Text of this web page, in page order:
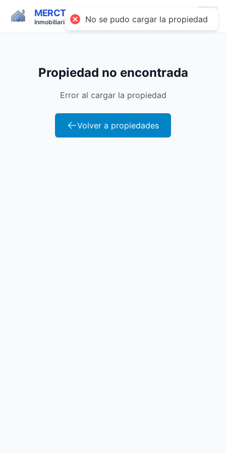
No se pudo cargar la propiedad
MERCTEL
Inmobiliaria
Propiedad no encontrada
Error al cargar la propiedad
Volver a propiedades